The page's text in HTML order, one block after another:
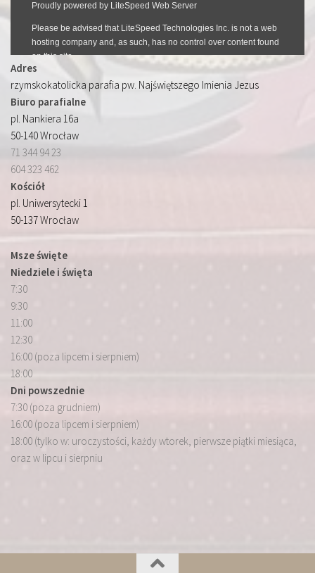
Adres
rzymskokatolicka parafia pw. Najświętszego Imienia Jezus
Biuro parafialne
pl. Nankiera 16a
50-140 Wrocław
71 344 94 23
604 323 462
Kościół
pl. Uniwersytecki 1
50-137 Wrocław
Msze święte
Niedziele i święta
7:30
9:30
11:00
12:30
16:00 (poza lipcem i sierpniem)
18:00
Dni powszednie
7:30 (poza grudniem)
16:00 (poza lipcem i sierpniem)
18:00 (tylko w: uroczystości, każdy wtorek, pierwsze piątki miesiąca,
oraz w lipcu i sierpniu